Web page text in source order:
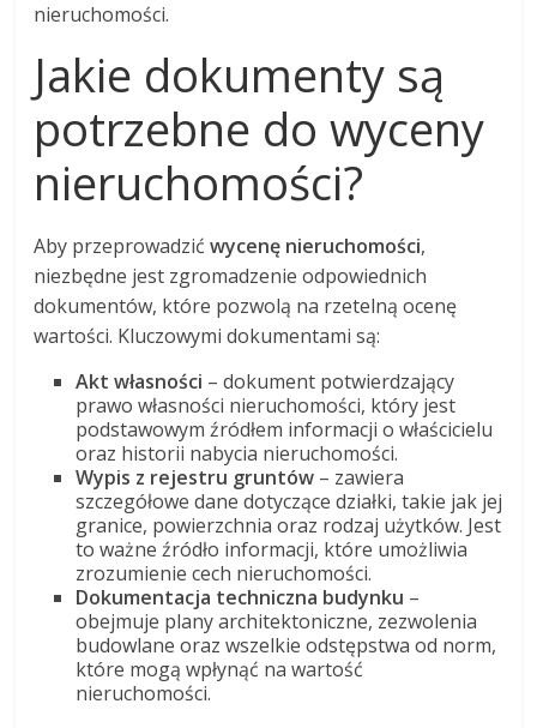
nieruchomości.
Jakie dokumenty są
potrzebne do wyceny
nieruchomości?
Aby przeprowadzićwycenę nieruchomości,
niezbędne jest zgromadzenie odpowiednich
dokumentów, które pozwolą na rzetelną ocenę
wartości. Kluczowymi dokumentami są:
Akt własności – dokument potwierdzający
prawo własności nieruchomości, który jest
podstawowym źródłem informacji o właścicielu
oraz historii nabycia nieruchomości.
Wypis z rejestru gruntów – zawiera
szczegółowe dane dotyczące działki, takie jak jej
granice, powierzchnia oraz rodzaj użytków. Jest
to ważne źródło informacji, które umożliwia
zrozumienie cech nieruchomości.
Dokumentacja techniczna budynku –
obejmuje plany architektoniczne, zezwolenia
budowlane oraz wszelkie odstępstwa od norm,
które mogą wpłynąć na wartość
nieruchomości.